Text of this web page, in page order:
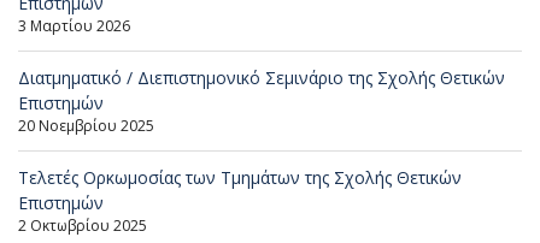
3 Μαρτίου 2026
Διατμηματικό / Διεπιστημονικό Σεμινάριο της Σχολής Θετικών
Επιστημών
20 Νοεμβρίου 2025
Τελετές Ορκωμοσίας των Τμημάτων της Σχολής Θετικών
Επιστημών
2 Οκτωβρίου 2025